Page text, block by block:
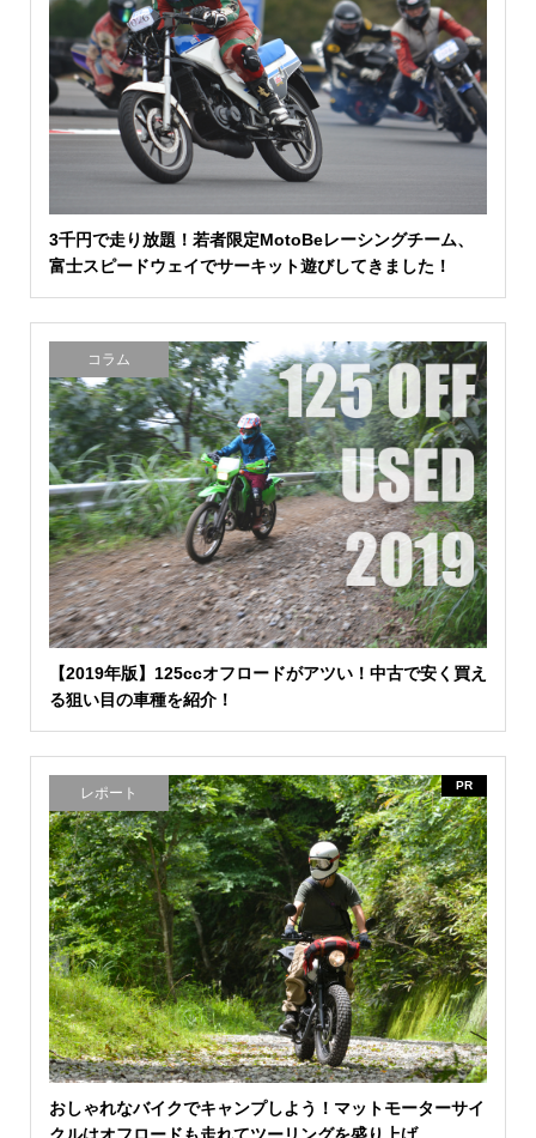
3千円で走り放題！若者限定MotoBeレーシングチーム、
富士スピードウェイでサーキット遊びしてきました！
コラム
【2019年版】125ccオフロードがアツい！中古で安く買え
る狙い目の車種を紹介！
レポート PR
おしゃれなバイクでキャンプしよう！マットモーターサイ
クルはオフロードも走れてツーリングを盛り上げ...